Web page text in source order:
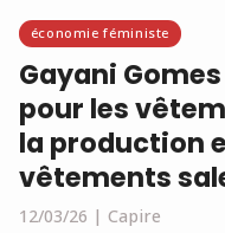
économie féministe
Gayani
pour les
la production
vêtements
12/03/26 Capire